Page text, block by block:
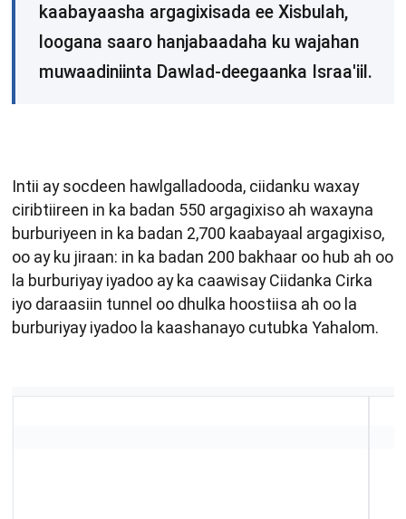
kaabayaasha argagixisada ee Xisbulah,
loogana saaro hanjabaadaha ku wajahan
muwaadiniinta Dawlad-deegaanka Israa'iil.
Intii ay socdeen hawlgalladooda, ciidanku waxay
ciribtiireen in ka badan 550 argagixiso ah waxayna
burburiyeen in ka badan 2,700 kaabayaal argagixiso,
oo ay ku jiraan: in ka badan 200 bakhaar oo hub ah oo
la burburiyay iyadoo ay ka caawisay Ciidanka Cirka
iyo daraasiin tunnel oo dhulka hoostiisa ah oo la
burburiyay iyadoo la kaashanayo cutubka Yahalom.